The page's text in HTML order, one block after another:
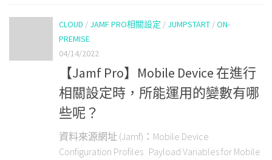
CLOUD / JAMF PRO相關設定 / JUMPSTART /ON-
PREMISE
04/14/2022
【Jamf Pro】Mobile Device 在進行
相關設定時，所能運用的變數有哪
些呢？
資料來源網址 (Jamf)：Mobile Device
Configuration Profiles Payload Variables for Mobile